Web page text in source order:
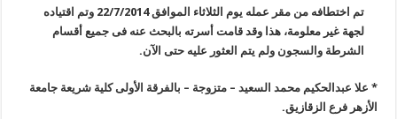
تم اختطافه من مقر عمله يوم الثلاثاء الموافق22/7/2014 وتم اقتياده
لجهة غير معلومة، هذا وقد قامت أسرته بالبحث عنه فى جميع أقسام
الشرطة والسجون ولم يتم العثور عليه حتى الآن.
* علا عبدالحكيم محمد السعيد – متزوجة – بالفرقة الأولى كلية شريعة جامعة
الأزهر فرع الزقازيق.